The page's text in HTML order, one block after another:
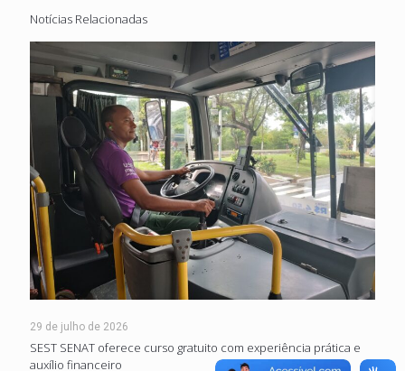
Notícias Relacionadas
29 de julho de 2026
SEST SENAT oferece curso gratuito com experiência prática e
auxílio financeiro